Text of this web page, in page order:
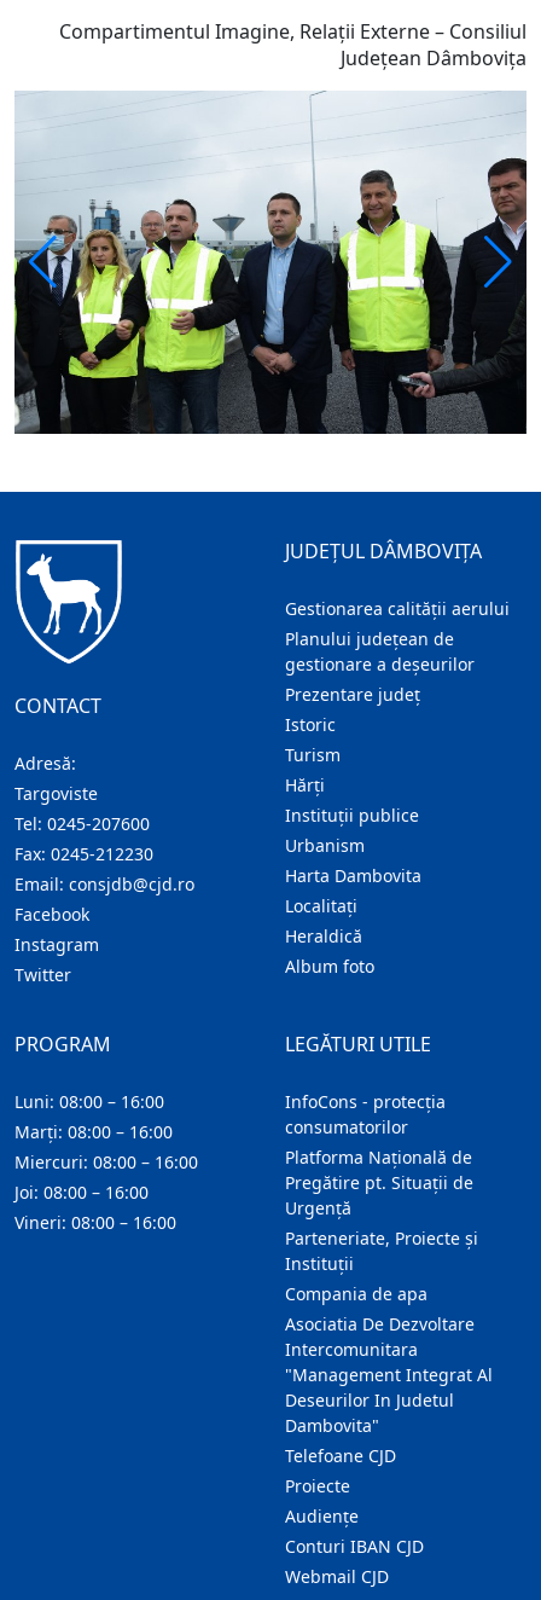
Compartimentul Imagine, Relații Externe – Consiliul
Județean Dâmbovița
CONTACT
Adresă:
Targoviste
Tel: 0245-207600
Fax: 0245-212230
Email: consjdb@cjd.ro
Facebook
Instagram
Twitter
JUDEȚUL DÂMBOVIȚA
Gestionarea calității aerului
Planului județean de
gestionare a deșeurilor
Prezentare judeţ
Istoric
Turism
Hărţi
Instituţii publice
Urbanism
Harta Dambovita
Localitaţi
Heraldică
Album foto
LEGĂTURI UTILE
InfoCons - protecția
consumatorilor
Platforma Națională de
Pregătire pt. Situații de
Urgență
Parteneriate, Proiecte și
Instituții
Compania de apa
Asociatia De Dezvoltare
Intercomunitara
"Management Integrat Al
Deseurilor In Judetul
Dambovita"
Telefoane CJD
Proiecte
Audienţe
Conturi IBAN CJD
Webmail CJD
PROGRAM
Luni: 08:00 – 16:00
Marți: 08:00 – 16:00
Miercuri: 08:00 – 16:00
Joi: 08:00 – 16:00
Vineri: 08:00 – 16:00